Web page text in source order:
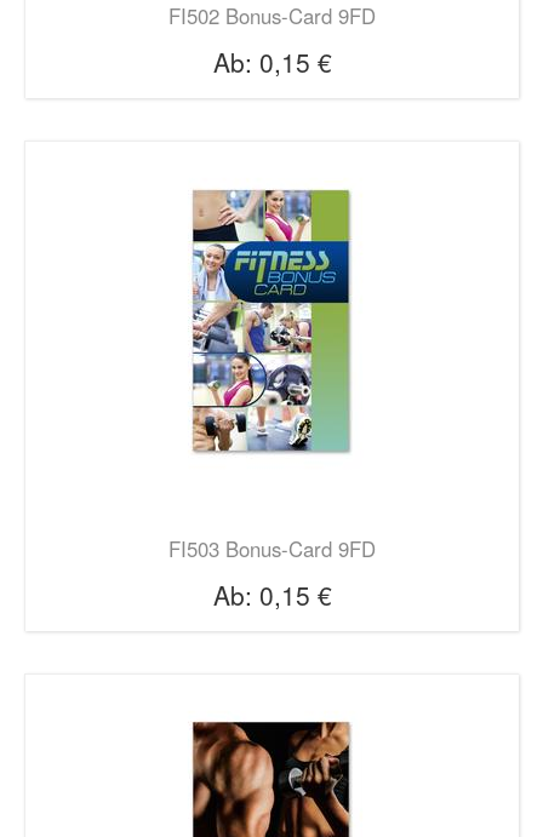
FI502 Bonus-Card 9FD
Ab: 0,15 €
FI503 Bonus-Card 9FD
Ab: 0,15 €